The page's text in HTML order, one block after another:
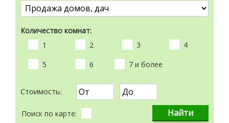
Количество комнат:
1
2 3
4
5
6 7 и более
Стоимость:
Поиск по карте: